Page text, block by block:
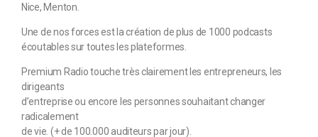
Nice, Menton.
Une de nos forces est la création de plus de 1000 podcasts
écoutables sur toutes les plateformes.
Premium Radio touche très clairement les entrepreneurs, les
dirigeants
d’entreprise ou encore les personnes souhaitant changer
radicalement
de vie. (+ de 100.000 auditeurs par jour).